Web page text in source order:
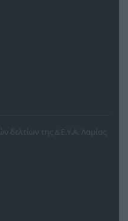
δελτίων της Δ.Ε.Υ.Α. Λαμίας